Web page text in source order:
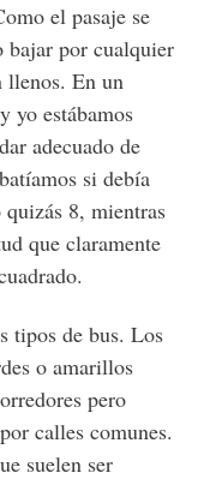
el pasaje se
bajar por cualquier
llenos. En un
yo estábamos
adecuado de
si debía
quizás 8, mientras
que claramente
tipos de bus. Los
o amarillos
pero
calles comunes.
suelen ser